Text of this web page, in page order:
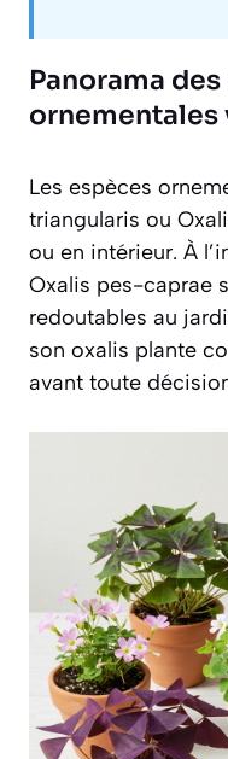
Panorama
ornementales
Les espèces
triangularis ou
ou en intérieur. À
Oxalis pes-caprae
redoutables au
son oxalis plante
avant toute